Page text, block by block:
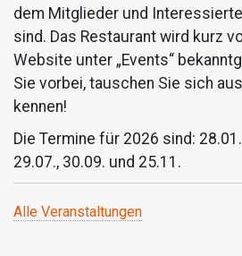
dem Mitglieder und
sind. Das Restaurant wird kurz
Website unter „Events“
Sie vorbei, tauschen Sie sich
kennen!
Die Termine für 2026 sind:
29.07., 30.09. und 25.11.
Alle Veranstaltungen